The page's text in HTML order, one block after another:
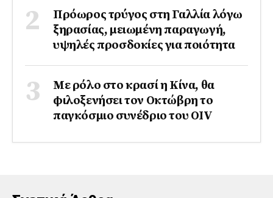
Πρόωρος τρύγος στη Γαλλία λόγω
ξηρασίας, μειωμένη παραγωγή,
υψηλές προσδοκίες για ποιότητα
Με ρόλο στο κρασί η Κίνα, θα
φιλοξενήσει τον Οκτώβρη το
παγκόσμιο συνέδριο του ΟΙV